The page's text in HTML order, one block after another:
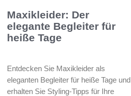
Maxikleider: Der
elegante Begleiter für
heiße Tage
Entdecken Sie Maxikleider als
eleganten Begleiter für heiße Tage und
erhalten Sie Styling-Tipps für Ihre